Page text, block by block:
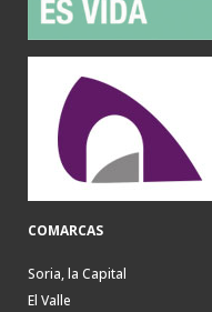
COMARCAS
Soria, la Capital
El Valle